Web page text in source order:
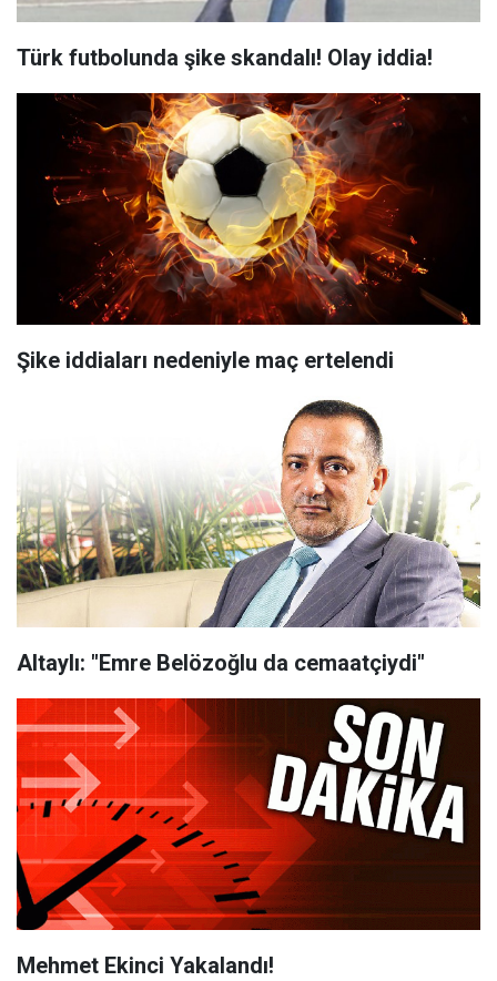
Türk futbolunda şike skandalı! Olay iddia!
Şike iddiaları nedeniyle maç ertelendi
Altaylı: "Emre Belözoğlu da cemaatçiydi"
Mehmet Ekinci Yakalandı!